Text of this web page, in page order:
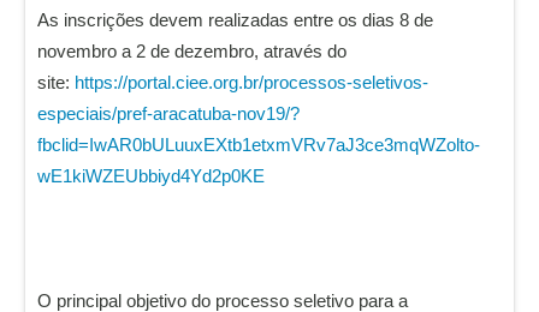
As inscrições devem realizadas entre os dias 8 de
novembro a 2 de dezembro, através do
site: https://portal.ciee.org.br/processos-seletivos-
especiais/pref-aracatuba-nov19/?
fbclid=IwAR0bULuuxEXtb1etxmVRv7aJ3ce3mqWZolto-
wE1kiWZEUbbiyd4Yd2p0KE
O principal objetivo do processo seletivo para a